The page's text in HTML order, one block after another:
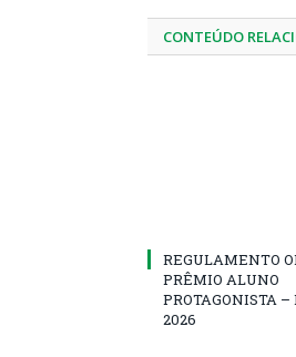
CONTEÚDO
REGULAMENTO
PRÊMIO ALUNO
PROTAGONISTA –
2026